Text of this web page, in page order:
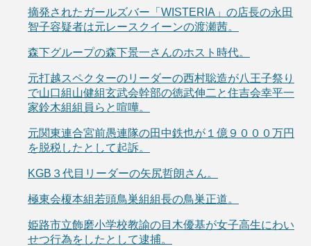
摘発されたガールズバー「WISTERIA」の店長の永田
智子容疑者は元レースクイーンの渡瀬茜。
森下グループの森下景一さんのホスト時代。
元打越スペクターのリーダーの西村聡造が八王子祭り
で山口組山健組玄武会幹部の徳武伸二と住吉会幸平一
家鈴木組組員らと喧嘩。
元関東連合宮前愚連隊の田中鉄也が１億９０００万円
を脱税したとして起訴。
KGB３代目リーダーの矢尻哲朗さん。
極東会榎本組若頭鳥巣組組長の鳥巣正道。
姫路市立飾磨小学校教諭の目木優基が女子高生にわい
せつ行為をしたとして逮捕。